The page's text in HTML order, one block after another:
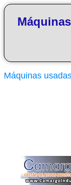
Máquinas